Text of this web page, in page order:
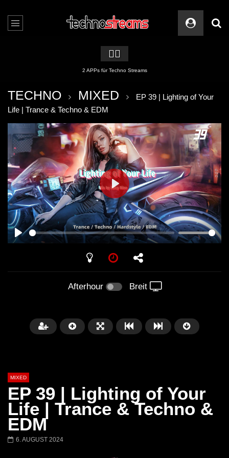
🏳️‍🌈
2 APPs für Techno Streams
TECHNO MIXED
EP 39 | Lighting of Your
Life | Trance & Techno & EDM
PLAY
PLAY
Afterhour Breit
MIXED
EP 39 | Lighting of Your
Life | Trance & Techno &
EDM
6. AUGUST 2024